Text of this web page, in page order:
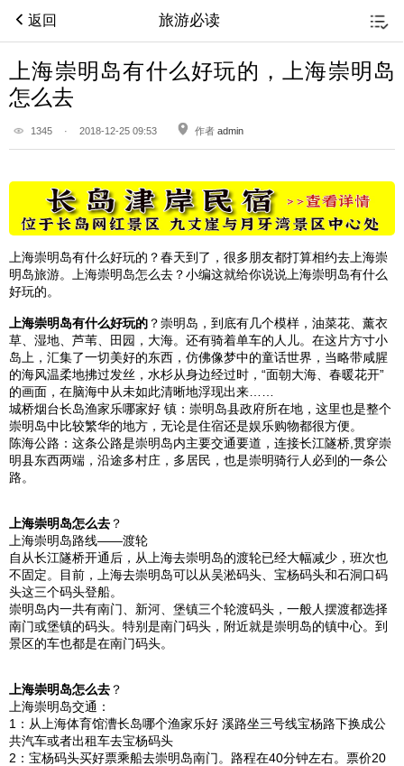
返回 旅游必读
上海崇明岛有什么好玩的，上海崇明岛
怎么去
1345 · 2018-12-25 09:53 作者 admin
上海崇明岛有什么好玩的？春天到了，很多朋友都打算相约去 上海崇
明岛旅游。 上海崇明岛怎么去？小编这就给你说说 上海崇明岛有什么
好玩的。
上海崇明岛有什么好玩的 ？崇明岛 ，到底有几个模样，油菜花、薰衣
草、湿地、芦苇、田园，大海。还有骑着单车的人儿。在这片方寸小
岛上，汇集了一切美好的东西，仿佛像梦中的童话世界，当略带咸腥
的海风温柔地拂过发丝，水杉从身边经过时，“面朝大海、春暖花开”
的画面，在脑海中从未如此清晰地浮现出来……
城桥烟台长岛渔家乐哪家好 镇： 崇明岛县政府所在地，这里也是整个
崇明岛中比较繁华的地方，无论是住宿还是娱乐购物都很方便。
陈海公路：这条公路是崇明岛内主要交通要道，连接长江隧桥,贯穿崇
明县东西两端，沿途多村庄，多居民，也是崇明骑行人必到的一条公
路。
上海崇明岛怎么去 ？
上海崇明岛路线——渡轮
自从长江隧桥开通后，从 上海去崇明岛的渡轮已经大幅减少，班次也
不固定。目前，
上海去崇明岛可以从吴淞码头、宝杨码头和石洞口码
头这三个码头登船。
崇明岛内一共有南门、新河、堡镇三个轮渡码头，一般人摆渡都选择
南门或堡镇的码头。特别是南门码头，附近就是崇明岛的镇中心。到
景区的车也都是在南门码头。
上海崇明岛怎么去 ？
上海崇明岛交通：
1：从 上海体育馆漕长岛哪个渔家乐好 溪路坐三号线宝杨路下换成公
共汽车或者出租车去宝杨码头
2：宝杨码头买好票乘船去崇明岛南门。路程在40分钟左右。票价20